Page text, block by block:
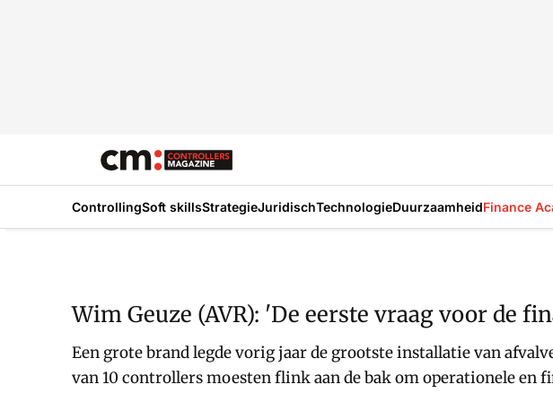
ControllingSoft skillsStrategieJuridischTechnologieDuurzaamheidFinance
Wim Geuze (AVR): 'De eerste vraag voor de
Een grote brand legde vorig jaar de grootste installatie van
van 10 controllers moesten flink aan de bak om operationele en